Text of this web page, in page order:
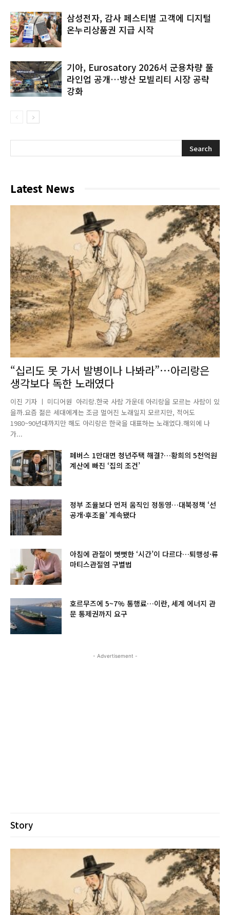
삼성전자, 감사 페스티벌 고객에 디지털
온누리상품권 지급 시작
기아, Eurosatory 2026서 군용차량 풀
라인업 공개…방산 모빌리티 시장 공략
강화
Latest News
“십리도 못 가서 발병이나 나봐라”…아리랑은
생각보다 독한 노래였다
이진 기자 ㅣ 미디어원 아리랑.한국 사람 가운데 아리랑을 모르는 사람이 있
을까.요즘 젊은 세대에게는 조금 멀어진 노래일지 모르지만, 적어도
1980~90년대까지만 해도 아리랑은 한국을 대표하는 노래였다.해외에 나
가...
폐버스 1만대면 청년주택 해결?…황희의 5천억원
계산에 빠진 ‘집의 조건’
정부 조율보다 먼저 움직인 정동영…대북정책 ‘선
공개·후조율’ 계속됐다
아침에 관절이 뻣뻣한 ‘시간’이 다르다…퇴행성·류
마티스관절염 구별법
호르무즈에 5~7% 통행료…이란, 세계 에너지 관
문 통제권까지 요구
- Advertisement -
Story